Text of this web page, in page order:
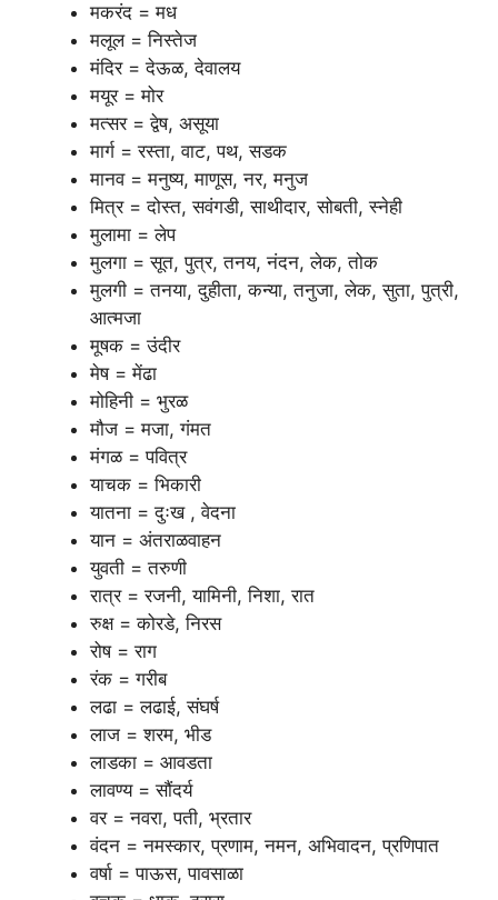
मकरंद = मध
मलूल = निस्तेज
मंदिर = देऊळ, देवालय
मयूर = मोर
मत्सर = द्वेष, असूया
मार्ग = रस्ता, वाट, पथ, सडक
मानव = मनुष्य, माणूस, नर, मनुज
मित्र = दोस्त, सवंगडी, साथीदार, सोबती, स्नेही
मुलामा = लेप
मुलगा = सूत, पुत्र, तनय, नंदन, लेक, तोक
मुलगी = तनया, दुहीता, कन्या, तनुजा, लेक, सुता, पुत्री,
आत्मजा
मूषक = उंदीर
मेष = मेंढा
मोहिनी = भुरळ
मौज = मजा, गंमत
मंगळ = पवित्र
याचक = भिकारी
यातना = दुःख , वेदना
यान = अंतराळवाहन
युवती = तरुणी
रात्र = रजनी, यामिनी, निशा, रात
रुक्ष = कोरडे, निरस
रोष = राग
रंक = गरीब
लढा = लढाई, संघर्ष
लाज = शरम, भीड
लाडका = आवडता
लावण्य = सौंदर्य
वर = नवरा, पती, भ्रतार
वंदन = नमस्कार, प्रणाम, नमन, अभिवादन, प्रणिपात
वर्षा = पाऊस, पावसाळा